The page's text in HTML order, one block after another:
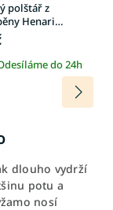
polštář z
Henari
do 24h
dlouho vydrží
potu a
nosí